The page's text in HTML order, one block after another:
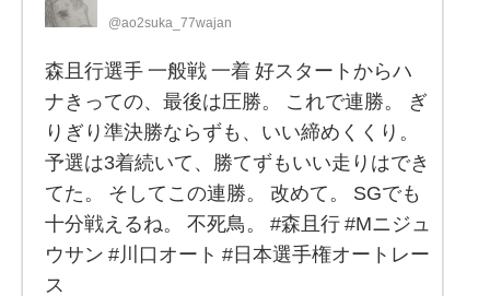
@ao2suka_77wajan
森且行選手 一般戦 一着 好スタートからハ
ナきっての、最後は圧勝。 これで連勝。 ぎ
りぎり準決勝ならずも、いい締めくくり。
予選は3着続いて、勝てずもいい走りはでき
てた。 そしてこの連勝。 改めて。 SGでも
十分戦えるね。 不死鳥。 #森且行 #Mニジュ
ウサン #川口オート #日本選手権オートレー
ス